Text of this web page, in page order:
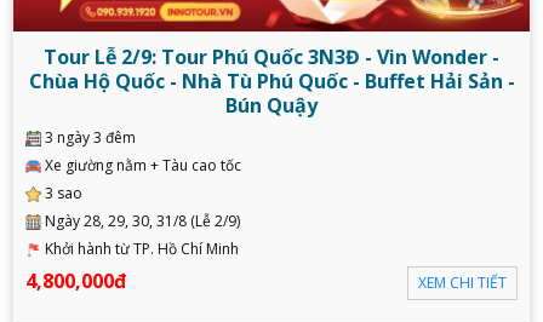
Tour Lễ 2/9: Tour Phú Quốc 3N3Đ - Vin Wonder -
Chùa Hộ Quốc - Nhà Tù Phú Quốc - Buffet Hải Sản -
Bún Quậy
3 ngày 3 đêm
Xe giường nằm + Tàu cao tốc
3 sao
Ngày 28, 29, 30, 31/8 (Lễ 2/9)
Khởi hành từ TP. Hồ Chí Minh
4,800,000đ XEM CHI TIẾT